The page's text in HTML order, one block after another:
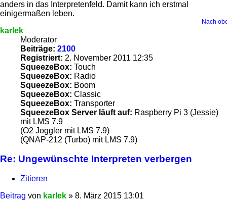
anders in das Interpretenfeld. Damit kann ich erstmal
einigermaßen leben.
Nach
karlek
Moderator
Beiträge: 2100
Registriert: 2. November 2011 12:35
SqueezeBox: Touch
SqueezeBox: Radio
SqueezeBox: Boom
SqueezeBox: Classic
SqueezeBox: Transporter
SqueezeBox Server läuft auf: Raspberry Pi 3 (Jessie)
mit LMS 7.9
(O2 Joggler mit LMS 7.9)
(QNAP-212 (Turbo) mit LMS 7.9)
Re: Ungewünschte Interpreten verbergen
Zitieren
Beitrag von karlek » 8. März 2015 13:01